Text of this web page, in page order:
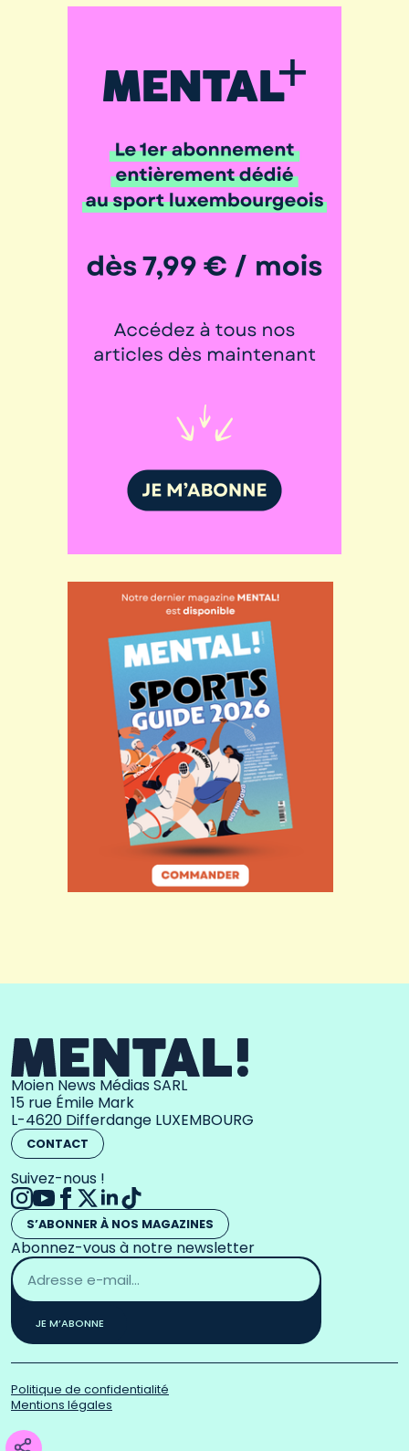
Moien News Médias SARL
15 rue Émile Mark
L-4620 Differdange LUXEMBOURG
CONTACT
Suivez-nous !
S’ABONNER À NOS MAGAZINES
Abonnez-vous à notre newsletter
Adresse
email
*
JE M’ABONNE
Politique de confidentialité
Mentions légales